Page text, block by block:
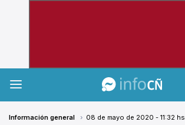
Información general 08 de mayo de 2020 - 11:32 hs